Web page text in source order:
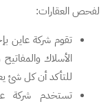
لفحص العقارات:
تقوم شركة عاين
الأسلاك
للتأكد أن كل
تستخدم شركة